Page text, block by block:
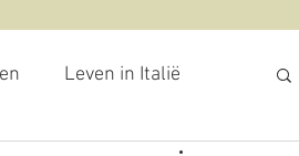
Leven in Italië